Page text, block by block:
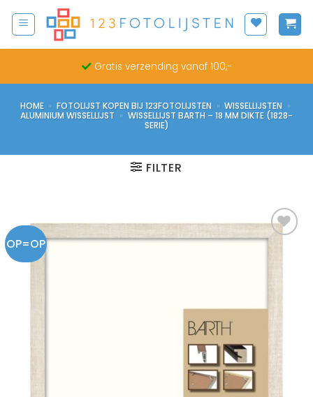
naar
Gratis verzending vanaf 100,-
HOME » FOTOLIJST KOPEN BIJ 123FOTOLIJSTEN » WISSELLIJSTEN »
ALUMINIUM WISSELLIJST » WISSELLIJST BARTH – 18 MM DIKTE (1828-
SERIE)
FILTER
OP=OP